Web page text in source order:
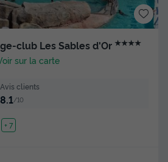
club Les Sables d'Or ★★★★
sur la carte
Avis clients
8.1/10
+ 7